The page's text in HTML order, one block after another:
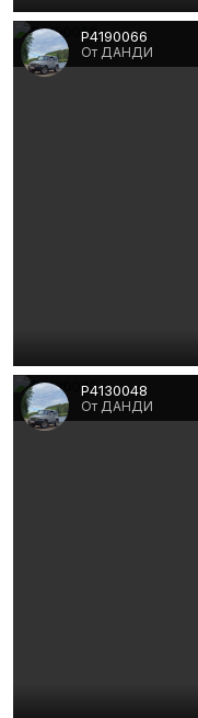
P4190066
От ДАНДИ
P4130048
От ДАНДИ